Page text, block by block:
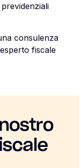
consulenza
fiscale